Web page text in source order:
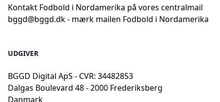
Kontakt Fodbold i Nordamerika på vores centralmail
bggd@bggd.dk- mærk mailen Fodbold i Nordamerika
UDGIVER
BGGD Digital ApS - CVR: 34482853
Dalgas Boulevard 48 - 2000 Frederiksberg
Danmark